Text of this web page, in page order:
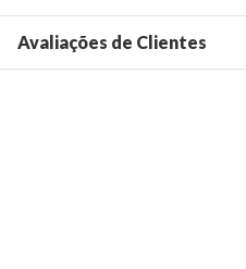
Avaliações de Clientes